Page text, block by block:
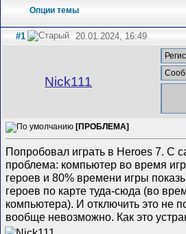
Опции темы
#1 20.01.2024, 16:49
Nick111
[ПРОБЛЕМА]
Попробовал играть в Heroes 7. С
проблема: компьютер во время
героев и 80% времени игры
героев по карте туда-сюда (во
компьютера). И отключить это не
вообще невозможно. Как это